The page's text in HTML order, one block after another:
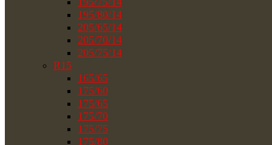
195/80/14
205/65/14
205/70/14
205/75/14
R15
165/65
175/60
175/65
175/70
175/75
175/80